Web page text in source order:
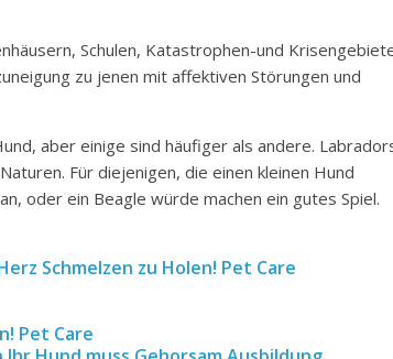
Schulen, Katastrophen-und
zu jenen mit affektiven Störungen und
aber einige sind häufiger als andere.
Für diejenigen, die einen kleinen Hund
oder ein Beagle würde machen ein gutes Spiel.
Schmelzen zu Holen! Pet Care
Pet Care